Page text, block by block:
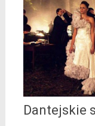
Dantejskie